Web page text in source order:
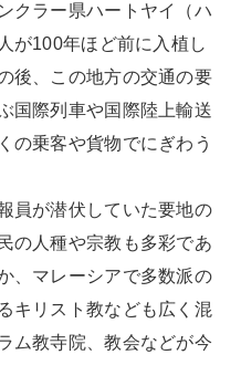
クラー県ハートヤイ（ハ
が100年ほど前に入植し
後、この地方の交通の要
国際列車や国際陸上輸送
の乗客や貨物でにぎわう
員が潜伏していた要地の
の人種や宗教も多彩であ
、マレーシアで多数派の
キリスト教なども広く混
ム教寺院、教会などが今